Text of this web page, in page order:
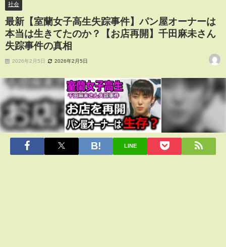
社会
最新【室蘭女子高生失踪事件】パン屋オーナーは
本当は生きてたのか？【お店再開】千田麻未さん
失踪事件の真相
2026年2月5日 2026年2月5日
LINE